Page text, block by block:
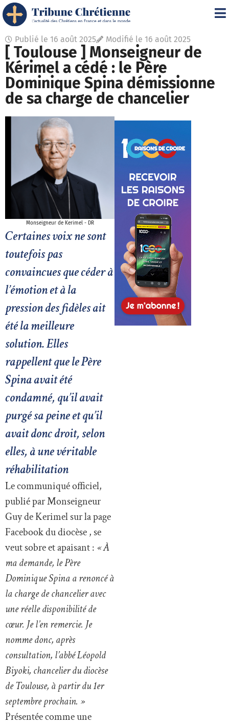
Publié le 16 août 2025 Modifié le 16 août 2025
[ Toulouse ] Monseigneur de
Kérimel a cédé : le Père
Dominique Spina démissionne
de sa charge de chancelier
Monseigneur de Kerimel - DR
Certaines voix ne sont
toutefois pas
convaincues que céder à
l’émotion et à la
pression des fidèles ait
été la meilleure
solution. Elles
rappellent que le Père
Spina avait été
condamné, qu’il avait
purgé sa peine et qu’il
avait donc droit, selon
elles, à une véritable
réhabilitation
Le communiqué officiel,
publié par Monseigneur
Guy de Kerimel sur la page
Facebook du diocèse , se
veut sobre et apaisant : « À
ma demande, le Père
Dominique Spina a renoncé à
la charge de chancelier avec
une réelle disponibilité de
cœur. Je l’en remercie. Je
nomme donc, après
consultation, l’abbé Léopold
Biyoki, chancelier du diocèse
de Toulouse, à partir du 1er
septembre prochain. »
Présentée comme une